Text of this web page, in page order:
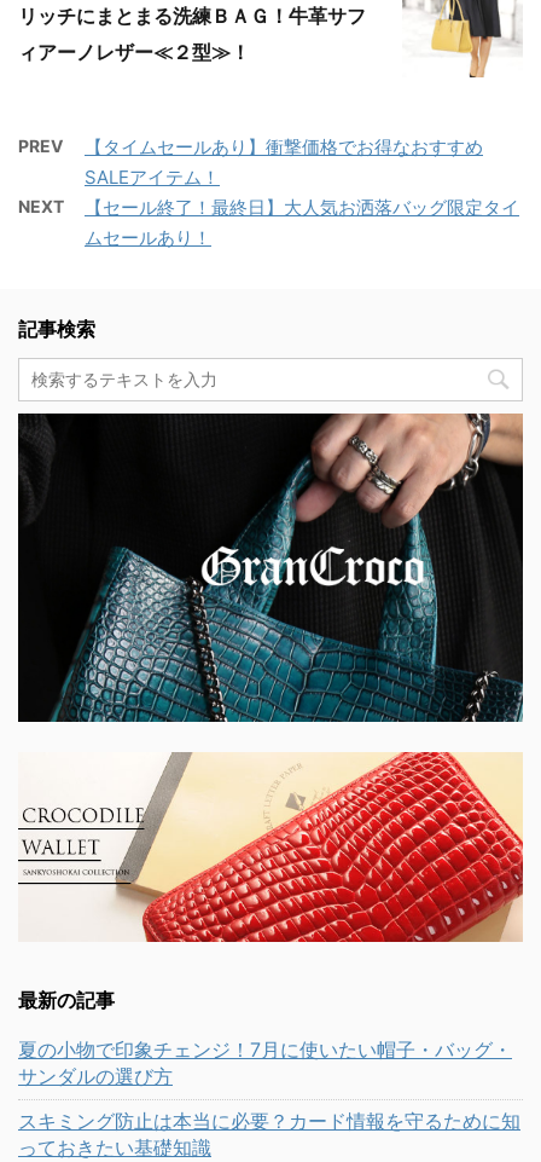
リッチにまとまる洗練ＢＡＧ！牛革サフ
ィアーノレザー≪２型≫！
PREV
【タイムセールあり】衝撃価格でお得なおすすめ
SALEアイテム！
NEXT
【セール終了！最終日】大人気お洒落バッグ限定タイ
ムセールあり！
記事検索
最新の記事
夏の小物で印象チェンジ！7月に使いたい帽子・バッグ・
サンダルの選び方
スキミング防止は本当に必要？カード情報を守るために知
っておきたい基礎知識